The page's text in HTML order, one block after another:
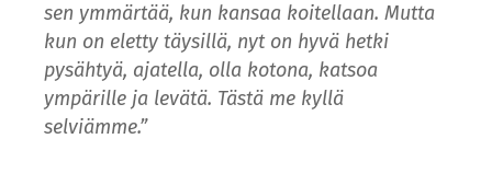
sen ymmärtää, kun kansaa koitellaan. Mutta
kun on eletty täysillä, nyt on hyvä hetki
pysähtyä, ajatella, olla kotona, katsoa
ympärille ja levätä. Tästä me kyllä
selviämme.”